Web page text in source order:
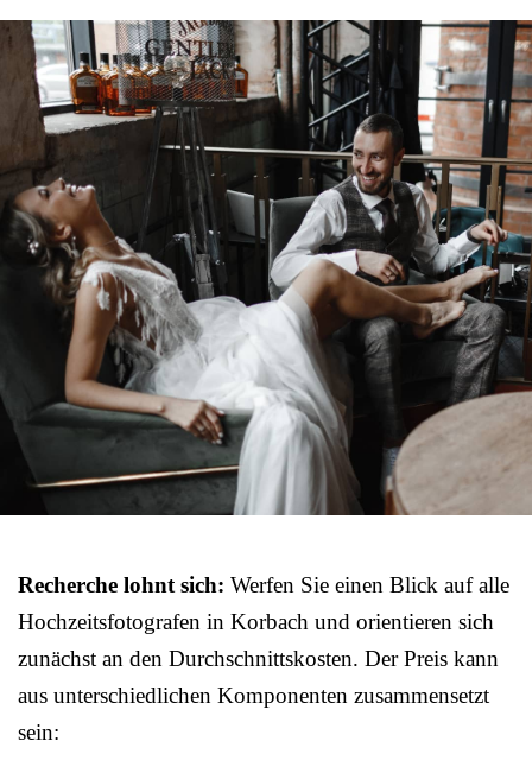
Recherche lohnt sich: Werfen Sie einen Blick auf alle
Hochzeitsfotografen in Korbach und orientieren sich
zunächst an den Durchschnittskosten. Der Preis kann
aus unterschiedlichen Komponenten zusammensetzt
sein: